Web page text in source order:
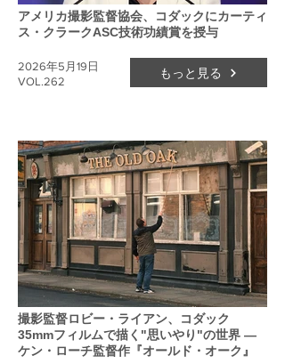
アメリカ撮影監督協会、コダックにカーティ
ス・クラークASC技術功績賞を授与
VOL.262
2026年5月19日 もっと見る
撮影監督ロビー・ライアン、コダック
35mmフィルムで描く"思いやり"の世界 ―
ケン・ローチ監督作『オールド・オーク』